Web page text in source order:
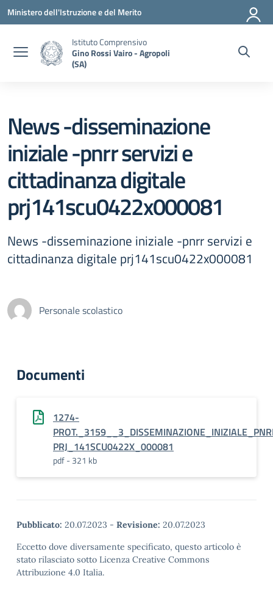
Vai ai contenuti
Vai al menu di navigazione
Vai al footer
Ministero dell'Istruzione e del Merito
Istituto Comprensivo
Gino Rossi Vairo - Agropoli
(SA)
News -disseminazione
iniziale -pnrr servizi e
cittadinanza digitale
prj141scu0422x000081
News -disseminazione iniziale -pnrr servizi e
cittadinanza digitale prj141scu0422x000081
Personale scolastico
Documenti
1274-
PRJ_141SCU0422X_000081
pdf - 321 kb
Pubblicato: 20.07.2023 - Revisione: 20.07.2023
Eccetto dove diversamente specificato, questo articolo è
stato rilasciato sotto Licenza Creative Commons
Attribuzione 4.0 Italia.